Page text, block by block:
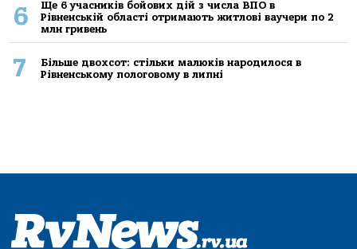
6
Ще 6 учасників бойових дій з числа ВПО в
Рівненській області отримають житлові ваучери по 2
млн гривень
7
Більше двохсот: стільки малюків народилося в
Рівненському пологовому в липні